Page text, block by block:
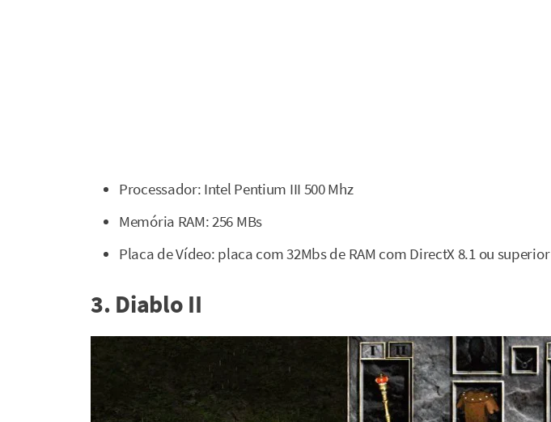
Processador: Intel Pentium III 500 Mhz
Memória RAM: 256 MBs
Placa de Vídeo: placa com 32Mbs de RAM com DirectX 8.1 ou superior
3. Diablo II